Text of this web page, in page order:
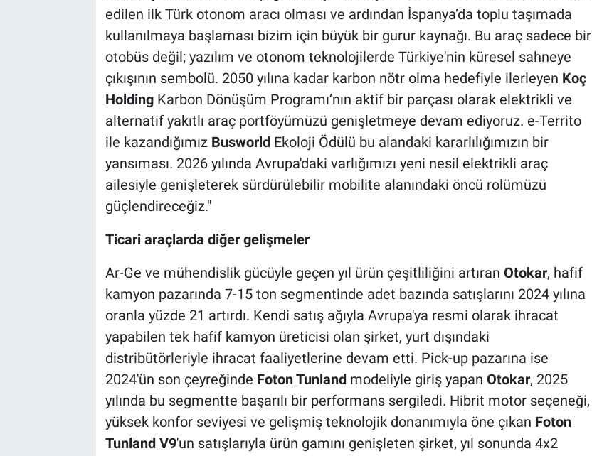
edilen ilk Türk otonom aracı olması ve ardından İspanya’da toplu taşımada
kullanılmaya başlaması bizim için büyük bir gurur kaynağı. Bu araç sadece bir
otobüs değil; yazılım ve otonom teknolojilerde Türkiye'nin küresel sahneye
çıkışının sembolü. 2050 yılına kadar karbon nötr olma hedefiyle ilerleyen Koç
HoldingKarbon Dönüşüm Programı’nın aktif bir parçası olarak elektrikli ve
alternatif yakıtlı araç portföyümüzü genişletmeye devam ediyoruz. e-Territo
ile kazandığımız BusworldEkoloji Ödülü bu alandaki kararlılığımızın bir
yansıması. 2026 yılında Avrupa'daki varlığımızı yeni nesil elektrikli araç
ailesiyle genişleterek sürdürülebilir mobilite alanındaki öncü rolümüzü
güçlendireceğiz."
Ticari araçlarda diğer gelişmeler
Ar-Ge ve mühendislik gücüyle geçen yıl ürün çeşitliliğini artıran Otokar, hafif
kamyon pazarında 7-15 ton segmentinde adet bazında satışlarını 2024 yılına
oranla yüzde 21 artırdı. Kendi satış ağıyla Avrupa'ya resmi olarak ihracat
yapabilen tek hafif kamyon üreticisi olan şirket, yurt dışındaki
distribütörleriyle ihracat faaliyetlerine devam etti. Pick-up pazarına ise
2024'ün son çeyreğinde Foton Tunlandmodeliyle giriş yapan Otokar, 2025
yılında bu segmentte başarılı bir performans sergiledi. Hibrit motor seçeneği,
yüksek konfor seviyesi ve gelişmiş teknolojik donanımıyla öne çıkan Foton
Tunland V9'un satışlarıyla ürün gamını genişleten şirket, yıl sonunda 4x2